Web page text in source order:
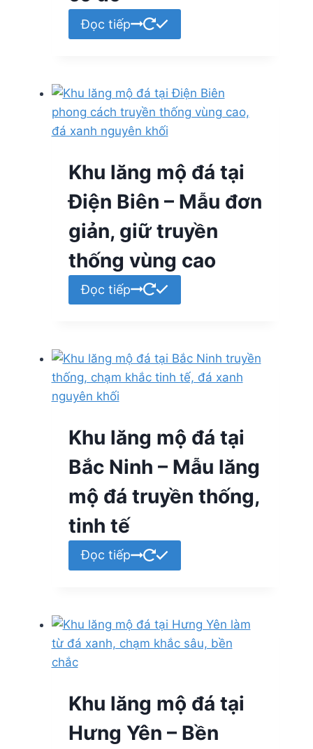
Đọc tiếp
Khu lăng mộ đá tại
Điện Biên – Mẫu đơn
giản, giữ truyền
thống vùng cao
Đọc tiếp
Khu lăng mộ đá tại
Bắc Ninh – Mẫu lăng
mộ đá truyền thống,
tinh tế
Đọc tiếp
Khu lăng mộ đá tại
Hưng Yên – Bền